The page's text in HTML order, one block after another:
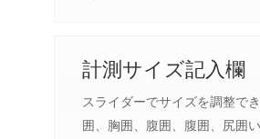
計測サイズ記入欄
スライダーでサイズを調整で
囲、胸囲、腹囲、腹囲、尻囲